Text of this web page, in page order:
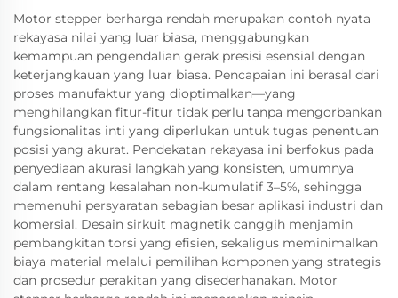
Motor stepper berharga rendah merupakan contoh nyata
rekayasa nilai yang luar biasa, menggabungkan
kemampuan pengendalian gerak presisi esensial dengan
keterjangkauan yang luar biasa. Pencapaian ini berasal dari
proses manufaktur yang dioptimalkan—yang
menghilangkan fitur-fitur tidak perlu tanpa mengorbankan
fungsionalitas inti yang diperlukan untuk tugas penentuan
posisi yang akurat. Pendekatan rekayasa ini berfokus pada
penyediaan akurasi langkah yang konsisten, umumnya
dalam rentang kesalahan non-kumulatif 3–5%, sehingga
memenuhi persyaratan sebagian besar aplikasi industri dan
komersial. Desain sirkuit magnetik canggih menjamin
pembangkitan torsi yang efisien, sekaligus meminimalkan
biaya material melalui pemilihan komponen yang strategis
dan prosedur perakitan yang disederhanakan. Motor